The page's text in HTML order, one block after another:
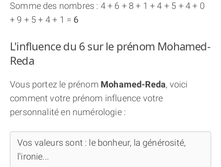
Somme des nombres : 4 + 6 + 8 + 1 + 4 + 5 + 4 + 0
+ 9 + 5 + 4 + 1 = 6
L'influence du 6 sur le prénom Mohamed-
Reda
Vous portez le prénom Mohamed-Reda, voici
comment votre prénom influence votre
personnalité en numérologie :
Vos valeurs sont : le bonheur, la générosité,
l'ironie...